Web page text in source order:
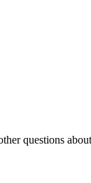
questions